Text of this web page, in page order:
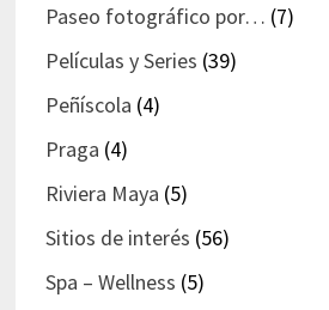
Paseo fotográfico por… (7)
Películas y Series (39)
Peñíscola (4)
Praga (4)
Riviera Maya (5)
Sitios de interés (56)
Spa – Wellness (5)